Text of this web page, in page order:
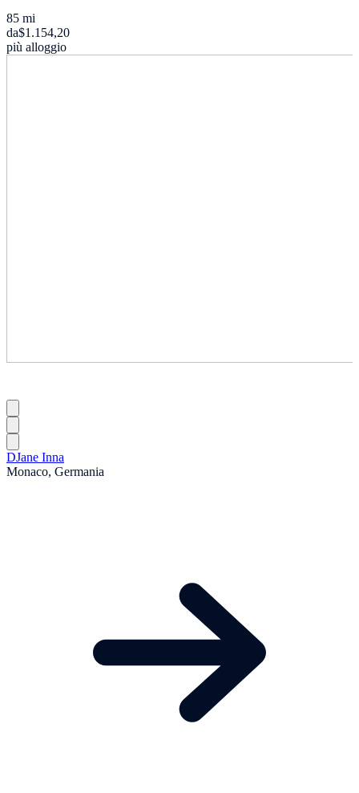
85 mi
da$1.154,20
più alloggio
DJane Inna
Monaco, Germania